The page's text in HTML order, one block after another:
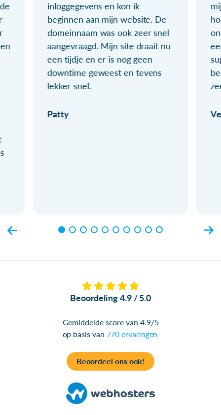
inloggegevens en kon ik
beginnen aan mijn website. De
domeinnaam was ook zeer snel
aangevraagd. Mijn site draait nu
een tijdje en er is nog geen
downtime geweest en tevens
lekker snel.
Patty
Beoordeling 4.9 / 5.0
Gemiddelde score van 4.9/5
op basis van 770 ervaringen
Beoordeel ons ook!